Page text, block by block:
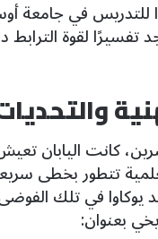
في جامعة
لقوة الترابط
كانت اليابان
تتطور بخطى
يوكاوا في تلك
بعنوان: